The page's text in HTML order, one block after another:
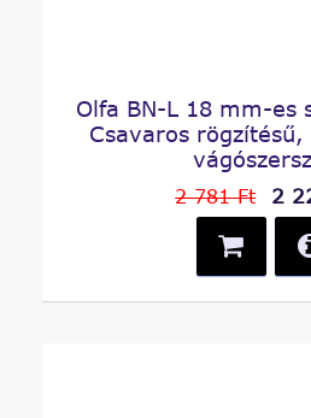
Olfa BN-L 18 mm-es
Csavaros
2 781 Ft 2